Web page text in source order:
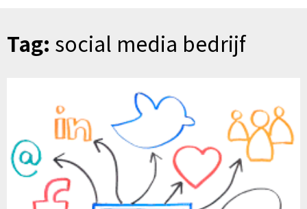
Tag: social media bedrijf